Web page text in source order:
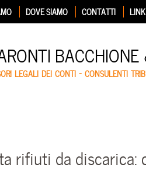
DOVE SIAMO CONTATTI LINK
LEGALI DEI CONTI – CONSULENTI
rifiuti da discarica: